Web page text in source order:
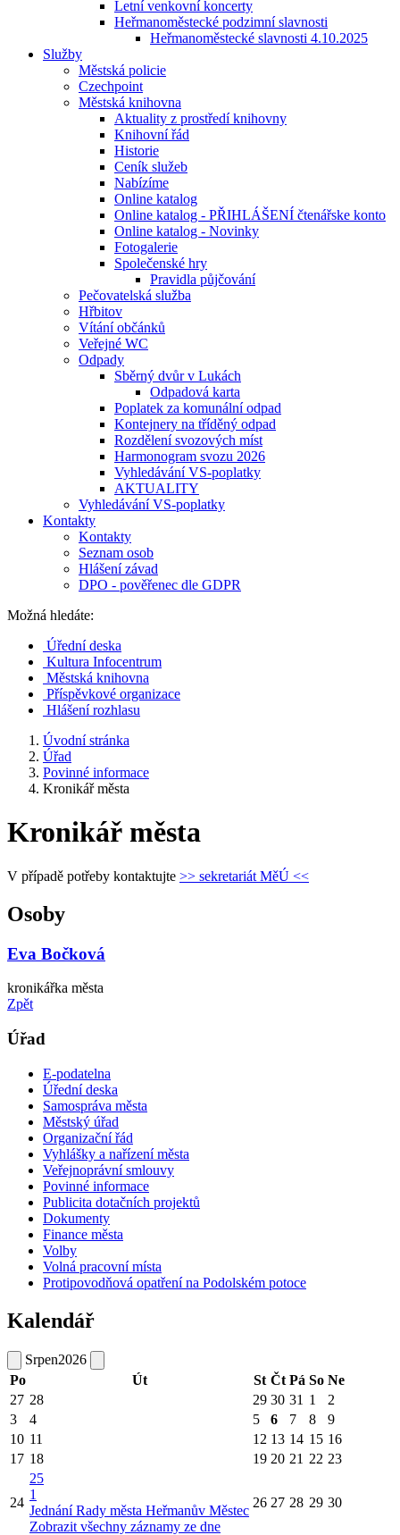
Letní venkovní koncerty
Heřmanoměstecké podzimní slavnosti
Heřmanoměstecké slavnosti 4.10.2025
Služby
Městská policie
Czechpoint
Městská knihovna
Aktuality z prostředí knihovny
Knihovní řád
Historie
Ceník služeb
Nabízíme
Online katalog
Online katalog - PŘIHLÁŠENÍ čtenářske konto
Online katalog - Novinky
Fotogalerie
Společenské hry
Pravidla půjčování
Pečovatelská služba
Hřbitov
Vítání občánků
Veřejné WC
Odpady
Sběrný dvůr v Lukách
Odpadová karta
Poplatek za komunální odpad
Kontejnery na tříděný odpad
Rozdělení svozových míst
Harmonogram svozu 2026
Vyhledávání VS-poplatky
AKTUALITY
Vyhledávání VS-poplatky
Kontakty
Kontakty
Seznam osob
Hlášení závad
DPO - pověřenec dle GDPR
Možná hledáte:
Úřední deska
Kultura Infocentrum
Městská knihovna
Příspěvkové organizace
Hlášení rozhlasu
Úvodní stránka
Úřad
Povinné informace
Kronikář města
Kronikář města
V případě potřeby kontaktujte >> sekretariát MěÚ <<
Osoby
Eva Bočková
kronikářka města
Zpět
Úřad
E-podatelna
Úřední deska
Samospráva města
Městský úřad
Organizační řád
Vyhlášky a nařízení města
Veřejnoprávní smlouvy
Povinné informace
Publicita dotačních projektů
Dokumenty
Finance města
Volby
Volná pracovní místa
Protipovodňová opatření na Podolském potoce
Kalendář
Srpen2026
Po
Út St Čt Pá So Ne
27 28 29 30 31 1
2
3
4 5 6 7 8
9
10 11 12 13 14 15 16
17 18 19 20 21 22 23
24
25
1
Jednání Rady města Heřmanův Městec
Zobrazit všechny záznamy ze dne
26 27 28 29 30